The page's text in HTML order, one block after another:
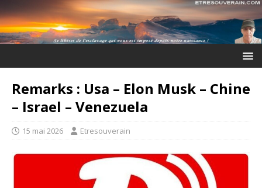
Remarks : Usa – Elon Musk – Chine
– Israel – Venezuela
15 mai 2026 Etresouverain